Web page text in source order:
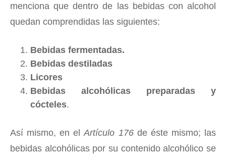
menciona que dentro de las bebidas con alcohol
quedan comprendidas las siguientes:
Bebidas fermentadas.
Bebidas destiladas
Licores
Bebidas alcohólicas preparadas y
cócteles.
Así mismo, en elArtículo 176de éste mismo; las
bebidas alcohólicas por su contenido alcohólico se